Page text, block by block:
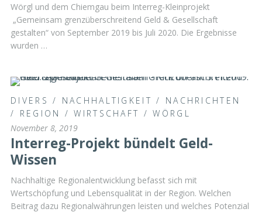
Wörgl und dem Chiemgau beim Interreg-Kleinprojekt
„Gemeinsam grenzüberschreitend Geld & Gesellschaft
gestalten“ von September 2019 bis Juli 2020. Die Ergebnisse
wurden …
DIVERS / NACHHALTIGKEIT / NACHRICHTEN
/ REGION /WIRTSCHAFT /WÖRGL
November 8, 2019
Interreg-Projekt bündelt Geld-
Wissen
Nachhaltige Regionalentwicklung befasst sich mit
Wertschöpfung und Lebensqualität in der Region. Welchen
Beitrag dazu Regionalwährungen leisten und welches Potenzial